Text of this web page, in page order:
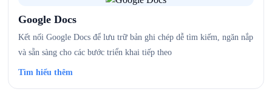
Google Docs
Kết nối Google Docs để lưu trữ bản ghi chép dễ tìm kiếm, ngăn nắp
và sẵn sàng cho các bước triển khai tiếp theo
Tìm hiểu thêm